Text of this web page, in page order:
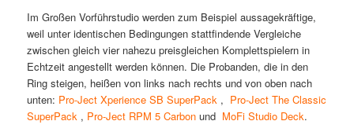
Im Großen Vorführstudio werden zum Beispiel aussagekräftige,
weil unter identischen Bedingungen stattfindende Vergleiche
zwischen gleich vier nahezu preisgleichen Komplettspielern in
Echtzeit angestellt werden können. Die Probanden, die in den
Ring steigen, heißen von links nach rechts und von oben nach
unten: Pro-Ject Xperience SB SuperPack , Pro-Ject The Classic
SuperPack , Pro-Ject RPM 5 Carbonund MoFi Studio Deck.